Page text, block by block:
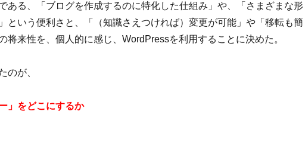
ある、「ブログを作成するのに特化した仕組み」や、「さまざまな形
という便利さと、「（知識さえつければ）変更が可能」や「移転も簡
将来性を、個人的に感じ、WordPressを利用することに決めた。
のが、
」をどこにするか